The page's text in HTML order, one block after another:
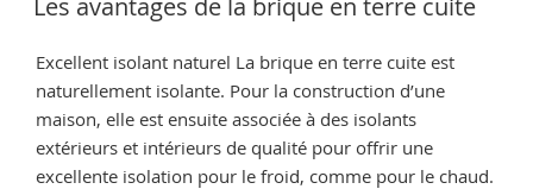
Excellent isolant naturel La brique en terre cuite est
naturellement isolante. Pour la construction d’une
maison, elle est ensuite associée à des isolants
extérieurs et intérieurs de qualité pour offrir une
excellente isolation pour le froid, comme pour le chaud.